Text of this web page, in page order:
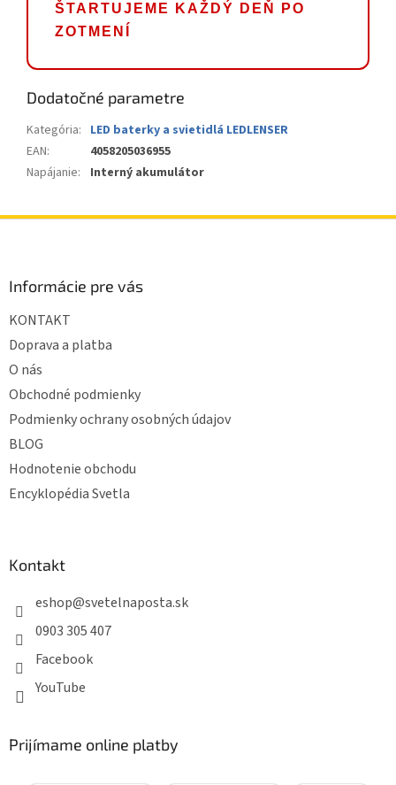
ŠTARTUJEME KAŽDÝ DEŇ PO
ZOTMENÍ
Dodatočné parametre
Kategória: LED baterky a svietidlá LEDLENSER
EAN:
4058205036955
Napájanie: Interný akumulátor
Informácie pre vás
KONTAKT
Doprava a platba
O nás
Obchodné podmienky
Podmienky ochrany osobných údajov
BLOG
Hodnotenie obchodu
Encyklopédia Svetla
Kontakt
eshop@svetelnaposta.sk
0903 305 407
Facebook
YouTube
Prijímame online platby